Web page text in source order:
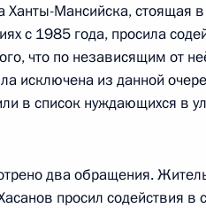
в Ханты-Мансийском
будет работать
Ханты-Мансийска, стоящая
с 1985 года, просила
что по независящим от
исключена из данной
в список нуждающихся в
два обращения.
просил содействия в